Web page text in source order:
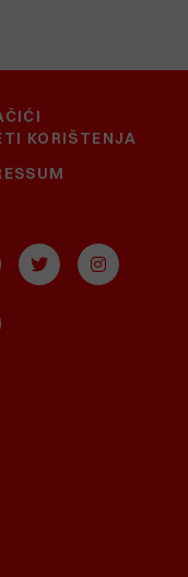
KORIŠTENJA